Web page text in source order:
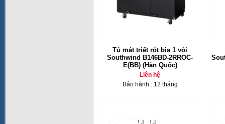
Tủ mát triết rót bia 1 vòi
Southwind B146BD-2RROC-
E(BB) (Hàn Quốc)
Liên hệ
Bảo hành : 12 tháng